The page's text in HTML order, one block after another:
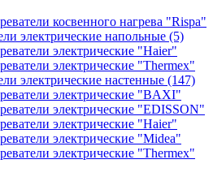
косвенного нагрева "Rispa"
электрические напольные (5)
электрические "Haier"
электрические "Thermex"
электрические настенные (147)
электрические "BAXI"
электрические "EDISSON"
электрические "Haier"
электрические "Midea"
электрические "Thermex"